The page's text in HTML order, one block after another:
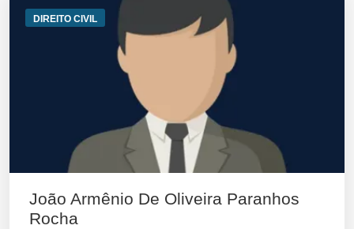
DIREITO CIVIL
João Armênio De Oliveira Paranhos
Rocha